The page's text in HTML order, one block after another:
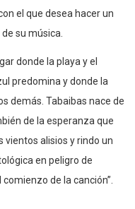
el que desea hacer un
su música.
donde la playa y el
predomina y donde la
demás. Tabaibas nace de
de la esperanza que
vientos alisios y rindo un
en peligro de
de la canción”.